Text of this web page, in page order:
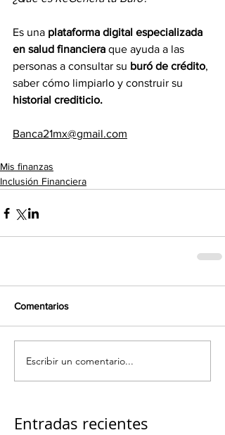
Es una plataforma digital especializada
en salud financiera que ayuda a las
personas a consultar su buró de crédito,
saber cómo limpiarlo y construir su
historial crediticio.
Banca21mx@gmail.com
Mis finanzas
Inclusión Financiera
Comentarios
Escribir un comentario...
Entradas recientes